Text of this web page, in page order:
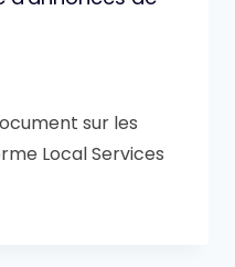
sur les
Local Services